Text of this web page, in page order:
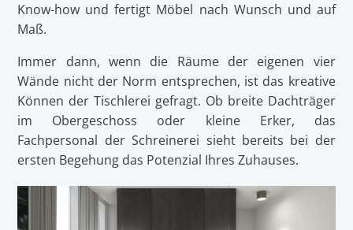
Know-how und fertigt Möbel nach Wunsch und auf
Maß.
Immer dann, wenn die Räume der eigenen vier
Wände nicht der Norm entsprechen, ist das kreative
Können der Tischlerei gefragt. Ob breite Dachträger
im Obergeschoss oder kleine Erker, das
Fachpersonal der Schreinerei sieht bereits bei der
ersten Begehung das Potenzial Ihres Zuhauses.